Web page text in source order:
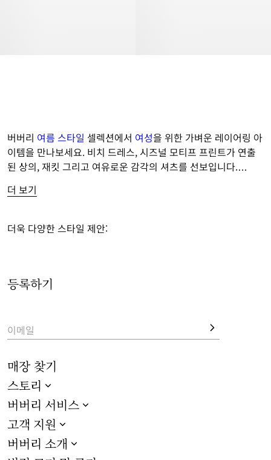
버버리 여름 스타일 셀렉션에서 여성을 위한 가벼운 레이어링 아
이템을 만나보세요. 비치 드레스, 시즈널 모티프 프린트가 연출
된 상의, 재킷 그리고 여유로운 감각의 셔츠를 선보입니다.
액티브웨어 쇼츠, 면 트랙 팬츠, 매칭 디자인의 티셔츠, 후디를 비
보세요.
등 다양한 액세서리
더 보기
더욱 다양한 스타일 제안:
등록하기
이메일
매장 찾기
스토리
버버리 서비스
고객 지원
버버리 소개